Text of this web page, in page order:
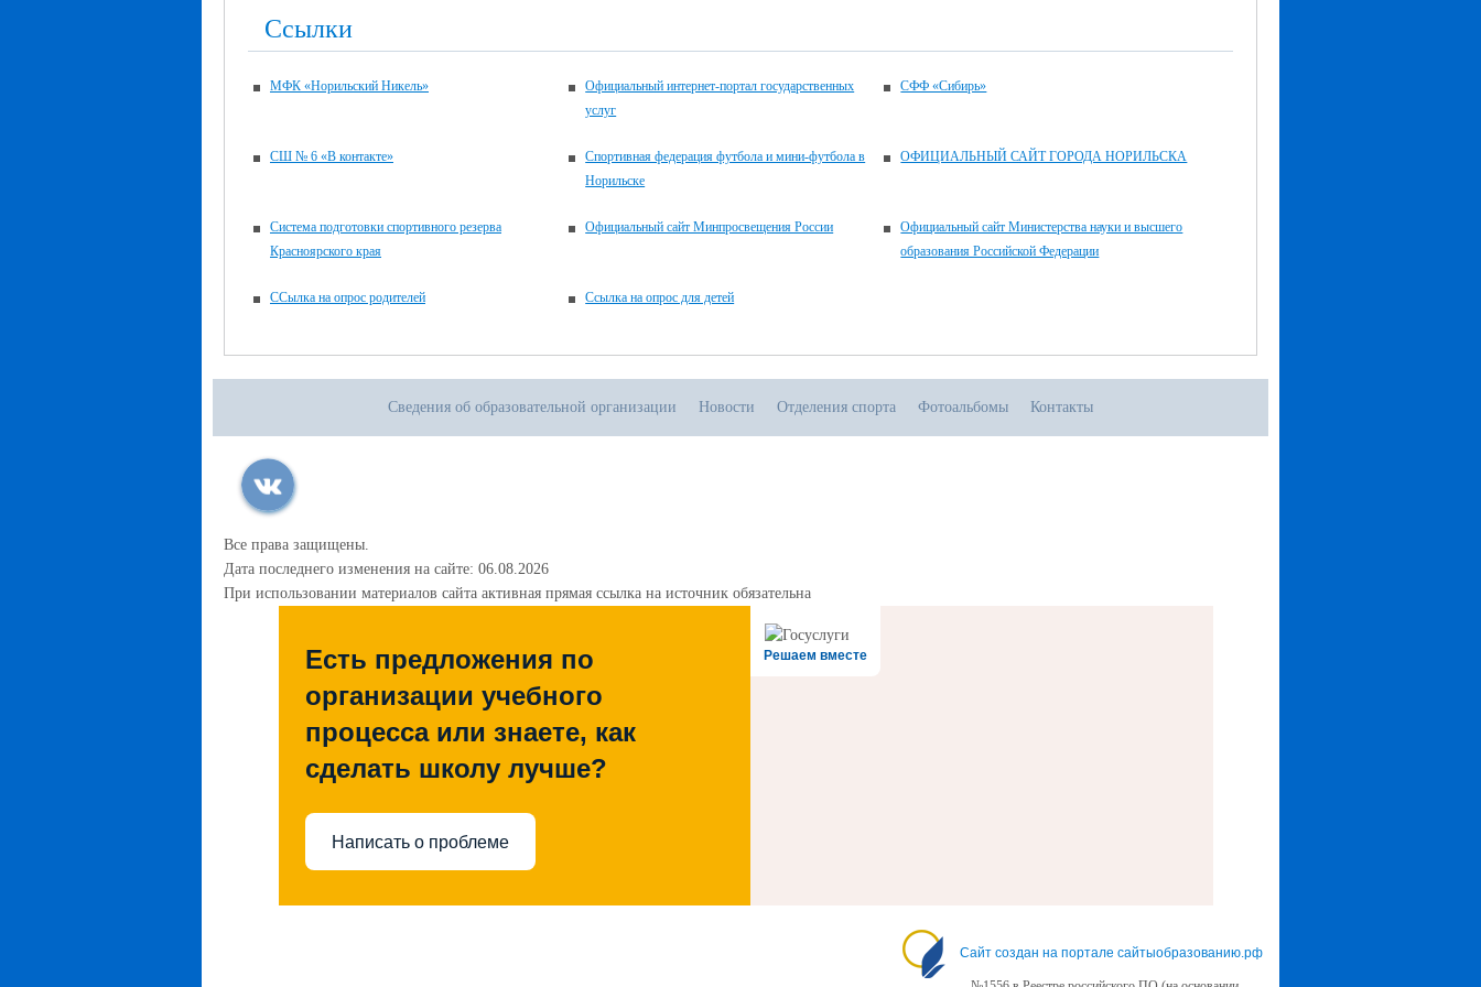
Ссылки
МФК «Норильский Никель»
Официальный интернет-портал государственных
услуг
СФФ «Сибирь»
СШ № 6 «В контакте»
Спортивная федерация футбола и мини-футбола в
Норильске
ОФИЦИАЛЬНЫЙ САЙТ ГОРОДА НОРИЛЬСКА
Система подготовки спортивного резерва
Красноярского края
Официальный сайт Минпросвещения России
Официальный сайт Министерства науки и высшего
образования Российской Федерации
ССылка на опрос родителей Ссылка на опрос для детей
Сведения об образовательной организации Новости Отделения спорта Фотоальбомы Контакты
Все права защищены.
Дата последнего изменения на сайте: 06.08.2026
При использовании материалов сайта активная прямая ссылка на источник обязательна
Решаем вместе
Есть предложения по
организации учебного
процесса или знаете, как
сделать школу лучше?
Написать о проблеме
Сайт создан на портале сайтыобразованию.рф